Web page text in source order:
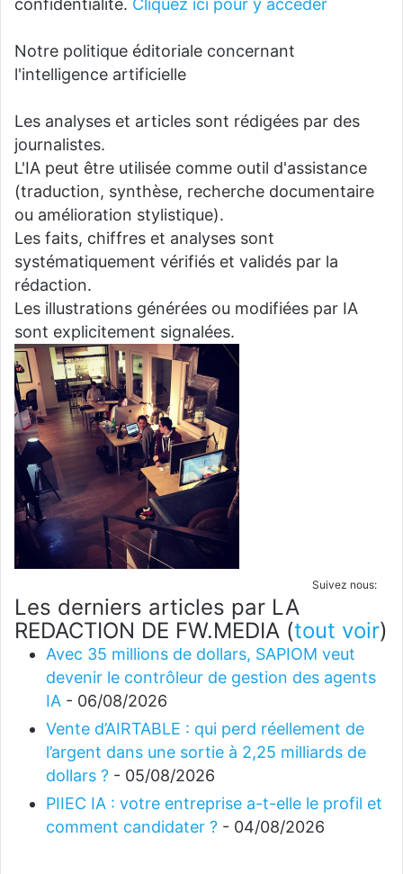
confidentialité. Cliquez ici pour y accéder
Notre politique éditoriale concernant
l'intelligence artificielle
Les analyses et articles sont rédigées par des
journalistes.
L'IA peut être utilisée comme outil d'assistance
(traduction, synthèse, recherche documentaire
ou amélioration stylistique).
Les faits, chiffres et analyses sont
systématiquement vérifiés et validés par la
rédaction.
Les illustrations générées ou modifiées par IA
sont explicitement signalées.
Suivez nous:
Les derniers articles par LA
REDACTION DE FW.MEDIA (tout voir)
Avec 35 millions de dollars, SAPIOM veut
devenir le contrôleur de gestion des agents
IA - 06/08/2026
Vente d’AIRTABLE : qui perd réellement de
l’argent dans une sortie à 2,25 milliards de
dollars ? - 05/08/2026
PIIEC IA : votre entreprise a-t-elle le profil et
comment candidater ? - 04/08/2026